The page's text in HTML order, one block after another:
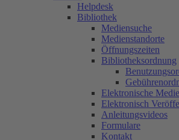
Helpdesk
Bibliothek
Mediensuche
Medienstandorte
Öffnungszeiten
Bibliotheksordnung
Elektronische
Elektronisch
Anleitungsvideos
Formulare
Kontakt